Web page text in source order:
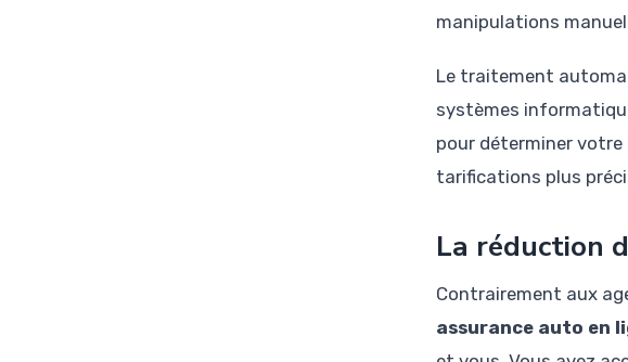
manipulations
Le traitement
systèmes
pour déterminer
tarifications plus
La réduction
Contrairement aux
assurance auto en